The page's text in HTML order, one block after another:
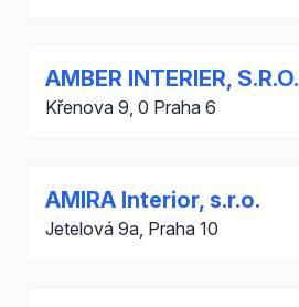
AMBER INTERIER, S.R.O.
Křenova 9, 0 Praha 6
AMIRA Interior, s.r.o.
Jetelová 9a, Praha 10